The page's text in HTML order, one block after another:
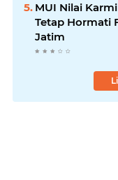
MUI Nilai
Tetap Hormati
Jatim